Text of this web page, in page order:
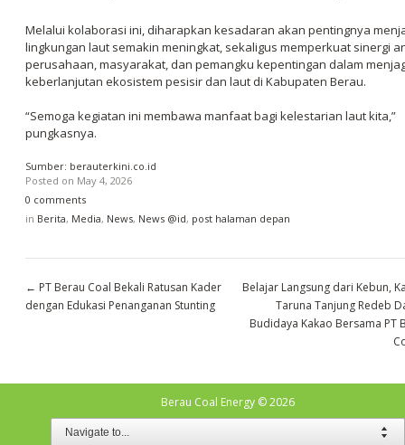
Melalui kolaborasi ini, diharapkan kesadaran akan pentingnya
lingkungan laut semakin meningkat, sekaligus memperkuat sinergi
perusahaan, masyarakat, dan pemangku kepentingan dalam
keberlanjutan ekosistem pesisir dan laut di Kabupaten Berau.
“Semoga kegiatan ini membawa manfaat bagi kelestarian laut kita,”
pungkasnya.
Sumber: berauterkini.co.id
Posted on May 4, 2026
0 comments
in Berita, Media, News, News @id, post halaman depan
← PT Berau Coal Bekali Ratusan Kader
dengan Edukasi Penanganan Stunting
Belajar Langsung dari Kebun,
Taruna Tanjung Redeb
Budidaya Kakao Bersama PT
Berau Coal Energy © 2026